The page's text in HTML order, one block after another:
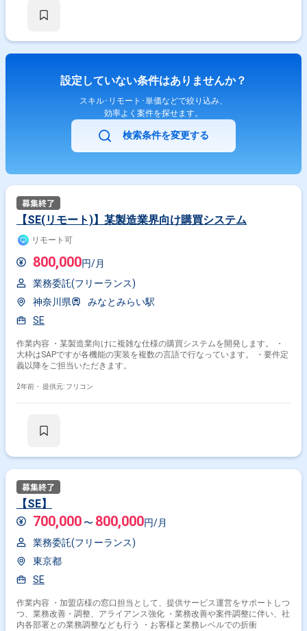
設定していない条件はありませんか？
スキル･リモート･単価などで絞り込み、
効率よく案件を探せます。
検索条件を変更する
【SE(リモート)】某製造業界向け購買システム
リモート可
800,000円/月
業務委託(フリーランス)
神奈川県
みなとみらい駅
SE
作業内容 ・某製造業向けに複雑な仕様の購買システムを開発します。 ・
大枠はSAPですが各機能の実装を複数の言語で行なっています。 ・要件定
義以降をご担当いただきます。
2年前・ 提供元: フリコン
【SE】
700,000 〜 800,000円/月
業務委託(フリーランス)
東京都
SE
作業内容 ・加盟店様の窓口担当として、提供サービス運営をサポートしつ
つ、業務改善・調整、アライアンス強化 ・業務改善や案件調整に伴い、社
内各部署との業務調整なども行う ・お客様と業務レベルでの折衝